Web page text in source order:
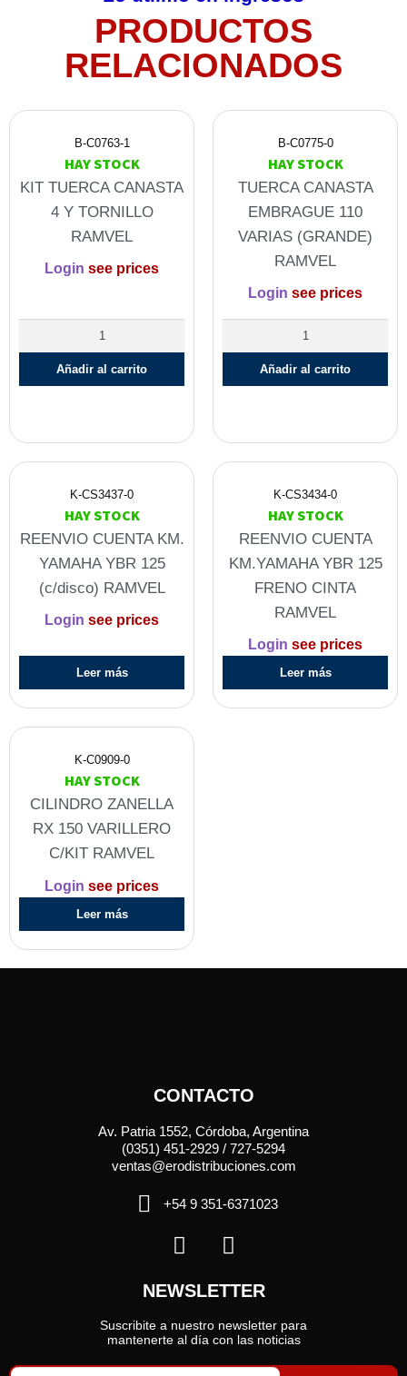
PRODUCTOS
RELACIONADOS
B-C0763-1
HAY STOCK
KIT TUERCA CANASTA
4 Y TORNILLO
RAMVEL
Login see prices
Añadir al carrito
B-C0775-0
HAY STOCK
TUERCA CANASTA
EMBRAGUE 110
VARIAS (GRANDE)
RAMVEL
Login see prices
Añadir al carrito
K-CS3437-0
HAY STOCK
REENVIO CUENTA KM.
YAMAHA YBR 125
(c/disco) RAMVEL
Login see prices
Leer más
K-CS3434-0
HAY STOCK
REENVIO CUENTA
KM.YAMAHA YBR 125
FRENO CINTA
RAMVEL
Login see prices
Leer más
K-C0909-0
HAY STOCK
CILINDRO ZANELLA
RX 150 VARILLERO
C/KIT RAMVEL
Login see prices
Leer más
CONTACTO
Av. Patria 1552, Córdoba, Argentina
(0351) 451-2929 / 727-5294
ventas@erodistribuciones.com
+54 9 351-6371023
NEWSLETTER
Suscribite a nuestro newsletter para
mantenerte al día con las noticias